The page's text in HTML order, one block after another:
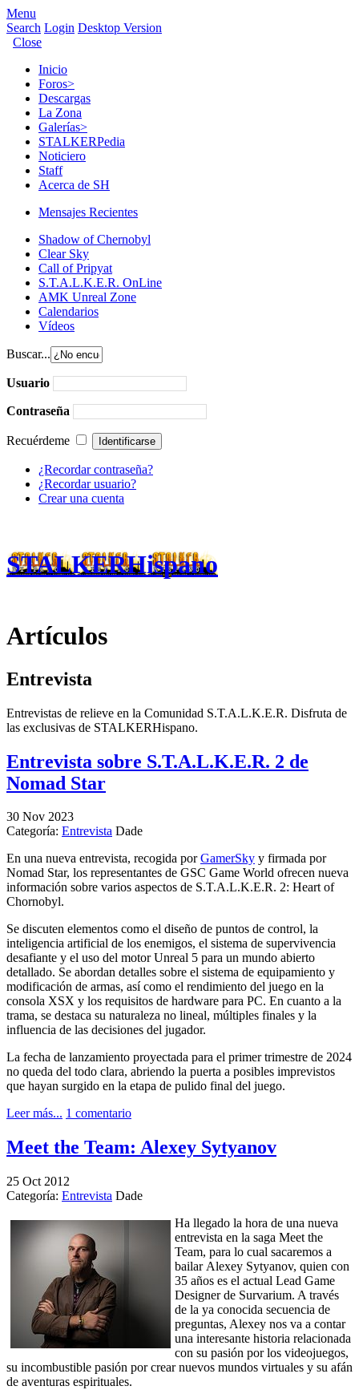
Menu
Search Login Desktop Version
Close
Inicio
Foros>
Descargas
La Zona
Galerías>
STALKERPedia
Noticiero
Staff
Acerca de SH
Mensajes Recientes
Shadow of Chernobyl
Clear Sky
Call of Pripyat
S.T.A.L.K.E.R. OnLine
AMK Unreal Zone
Calendarios
Vídeos
Buscar...
Usuario
Contraseña
Recuérdeme
¿Recordar contraseña?
¿Recordar usuario?
Crear una cuenta
STALKERHispano
Artículos
Entrevista
Entrevistas de relieve en la Comunidad S.T.A.L.K.E.R. Disfruta de
las exclusivas de STALKERHispano.
Entrevista sobre S.T.A.L.K.E.R. 2 de
Nomad Star
30 Nov 2023
Categoría: Entrevista Dade
En una nueva entrevista, recogida porGamerSky y firmada por
Nomad Star, los representantes de GSC Game World ofrecen nueva
información sobre varios aspectos de S.T.A.L.K.E.R. 2: Heart of
Chornobyl.
Se discuten elementos como el diseño de puntos de control, la
inteligencia artificial de los enemigos, el sistema de supervivencia
desafiante y el uso del motor Unreal 5 para un mundo abierto
detallado. Se abordan detalles sobre el sistema de equipamiento y
modificación de armas, así como el rendimiento del juego en la
consola XSX y los requisitos de hardware para PC. En cuanto a la
trama, se destaca su naturaleza no lineal, múltiples finales y la
influencia de las decisiones del jugador.
La fecha de lanzamiento proyectada para el primer trimestre de 2024
no queda del todo clara, abriendo la puerta a posibles imprevistos
que hayan surgido en la etapa de pulido final del juego.
Leer más... 1 comentario
Meet the Team: Alexey Sytyanov
25 Oct 2012
Categoría: Entrevista Dade
Ha llegado la hora de una nueva
entrevista en la saga Meet the
Team, para lo cual sacaremos a
bailar Alexey Sytyanov, quien con
35 años es el actual Lead Game
Designer de Survarium. A través
de la ya conocida secuencia de
preguntas, Alexey nos va a contar
una interesante historia relacionada
con su pasión por los videojuegos,
su incombustible pasión por crear nuevos mundos virtuales y su afán
de aventuras espirituales.